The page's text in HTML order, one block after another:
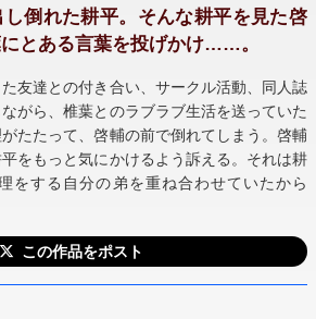
倒れた耕平。そんな耕平を見た啓
とある言葉を投げかけ……。
友達との付き合い、サークル活動、同人誌
がら、椎葉とのラブラブ生活を送っていた
たたって、啓輔の前で倒れてしまう。啓輔
をもっと気にかけるよう訴える。それは耕
をする自分の弟を重ね合わせていたから
この作品をポスト